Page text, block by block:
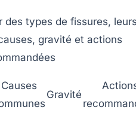
des types de fissures,
gravité et actions
Causes
Gravité